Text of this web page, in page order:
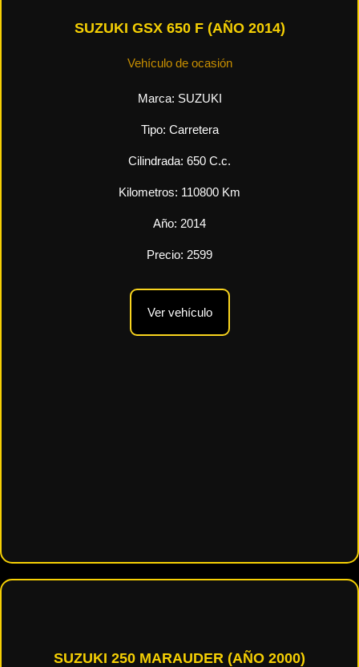
SUZUKI GSX 650 F (AÑO 2014)
Vehículo de ocasión
Marca: SUZUKI
Tipo: Carretera
Cilindrada: 650 C.c.
Kilometros: 110800 Km
Año: 2014
Precio: 2599
Ver vehículo
SUZUKI 250 MARAUDER (AÑO 2000)